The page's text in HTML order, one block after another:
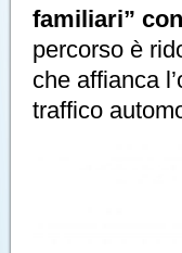
familiari”
percorso è
che affianca
traffico